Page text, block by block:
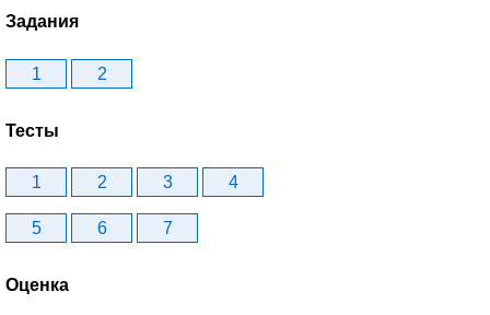
Задания
1 2
Тесты
1 2 3 4
5 6 7
Оценка